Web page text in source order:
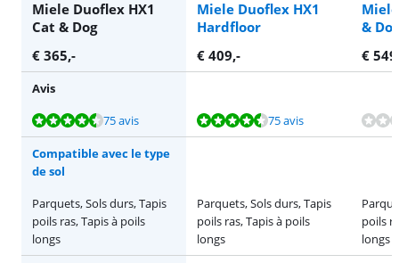
Miele Duoflex HX1
Cat & Dog
Miele Duoflex HX1
Hardfloor
& Dog
€ 365,- € 409,- € 549
Avis
La note est de 8,8 sur 10, basée sur 75 avis.
75 avis
La note est de 8,8 sur 10, basée sur 75 avis. 75 avis
La note est de 8,8 sur 10, basée sur 75 avis.
Compatible avec le type
de sol
Parquets, Sols durs, Tapis
poils ras, Tapis à poils
longs
Parquets, Sols durs, Tapis
poils ras, Tapis à poils
longs
poils
longs